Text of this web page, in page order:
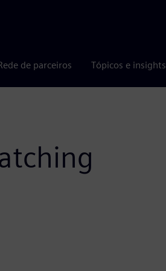
de parceiros Tópicos e insights